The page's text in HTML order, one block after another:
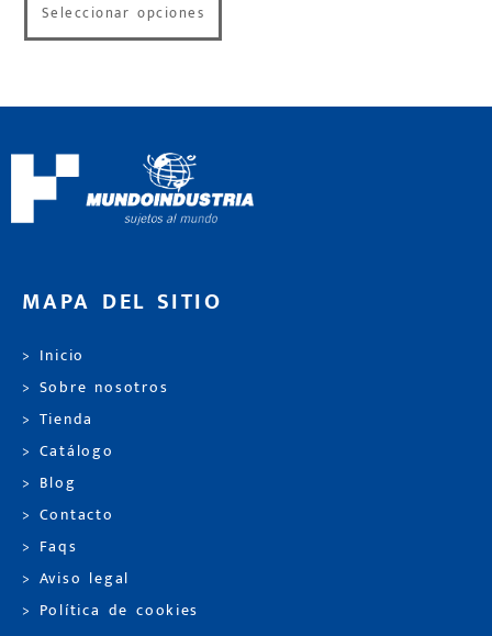
Seleccionar opciones
MAPA DEL SITIO
> Inicio
> Sobre nosotros
> Tienda
> Catálogo
> Blog
> Contacto
> Faqs
> Aviso legal
> Política de cookies